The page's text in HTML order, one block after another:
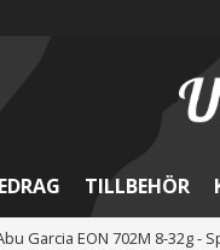
TILLBEHÖR
Garcia EON 702M 8-32g -